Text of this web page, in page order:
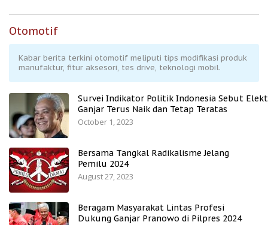
Otomotif
Kabar berita terkini otomotif meliputi tips modifikasi produk
manufaktur, fitur aksesori, tes drive, teknologi mobil.
Survei Indikator Politik Indonesia Sebut
Ganjar Terus Naik dan Tetap Teratas
October 1, 2023
Bersama Tangkal Radikalisme Jelang
Pemilu 2024
August 27, 2023
Beragam Masyarakat Lintas Profesi
Dukung Ganjar Pranowo di Pilpres 2024